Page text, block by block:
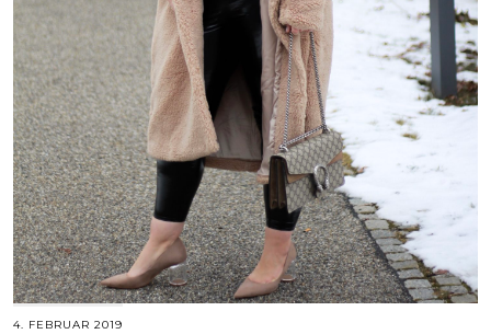
4. FEBRUAR 2019